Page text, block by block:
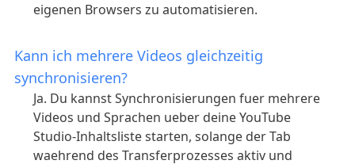
eigenen Browsers zu automatisieren.
Kann ich mehrere Videos gleichzeitig
synchronisieren?
Ja. Du kannst Synchronisierungen fuer mehrere
Videos und Sprachen ueber deine YouTube
Studio-Inhaltsliste starten, solange der Tab
waehrend des Transferprozesses aktiv und